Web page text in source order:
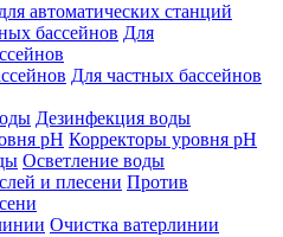
автоматических станций
Для
Для частных бассейнов
Дезинфекция воды
Корректоры уровня pH
Осветление воды
Против
Очистка ватерлинии